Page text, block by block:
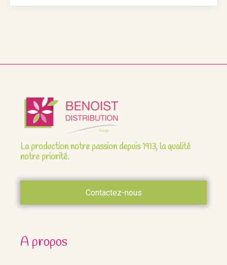
La production notre passion depuis 1913, la qualité
notre priorité.
Contactez-nous
A propos